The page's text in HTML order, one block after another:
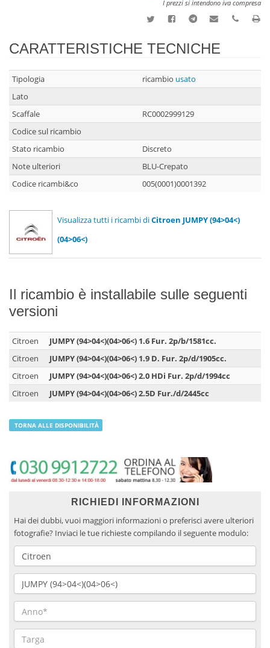
I prezzi si intendono iva compresa
CARATTERISTICHE TECNICHE
Tipologia ricambio usato
Lato
Scaffale
RC0002999129
Codice sul ricambio
Stato ricambio
Discreto
Note ulteriori
BLU-Crepato
Codice ricambi&co
005(0001)0001392
Visualizza tutti i ricambi diCitroen JUMPY (94>04<)
(04>06<)
Il ricambio è installabile sulle seguenti
versioni
Citroen
JUMPY (94>04<)(04>06<) 1.6 Fur. 2p/b/1581cc.
Citroen
JUMPY (94>04<)(04>06<) 1.9 D. Fur. 2p/d/1905cc.
Citroen
JUMPY (94>04<)(04>06<) 2.0 HDi Fur. 2p/d/1994cc
Citroen
JUMPY (94>04<)(04>06<) 2.5D Fur./d/2445cc
TORNA ALLE DISPONIBILITÀ
RICHIEDI INFORMAZIONI
Hai dei dubbi, vuoi maggiori informazioni o preferisci avere ulteriori
fotografie? Inviaci le tue richieste compilando il seguente modulo: